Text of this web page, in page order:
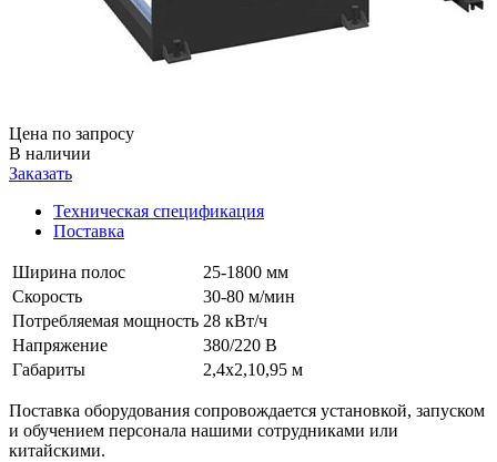
Цена по запросу
В наличии
Заказать
Техническая спецификация
Поставка
Ширина полос
25-1800 мм
Скорость
30-80 м/мин
Потребляемая мощность 28 кВт/ч
Напряжение
380/220 В
Габариты
2,4х2,10,95 м
Поставка оборудования сопровождается установкой, запуском
и обучением персонала нашими сотрудниками или
китайскими.